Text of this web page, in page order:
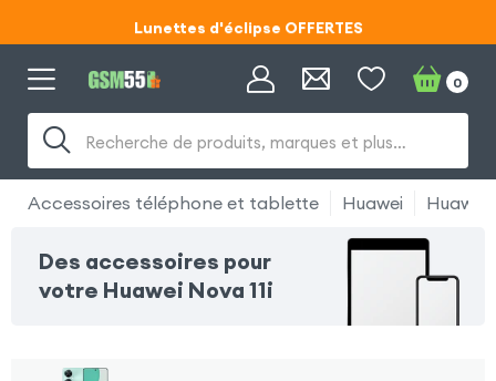
Lunettes d'éclipse OFFERTES
Code ECLIPSE55
Code ECLIPSE55
Recherche de produits, marques et plus…
0
Accessoires téléphone et tablette Huawei Huawei
Des accessoires pour
votre Huawei Nova 11i